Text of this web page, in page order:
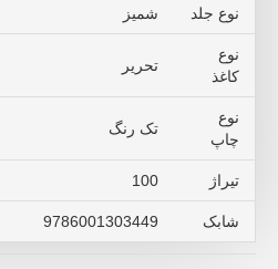
نوع جلد شمیز
نوع
کاغذ
تحریر
نوع
چاپ
تک رنگ
تیراژ 100
شابک 9786001303449